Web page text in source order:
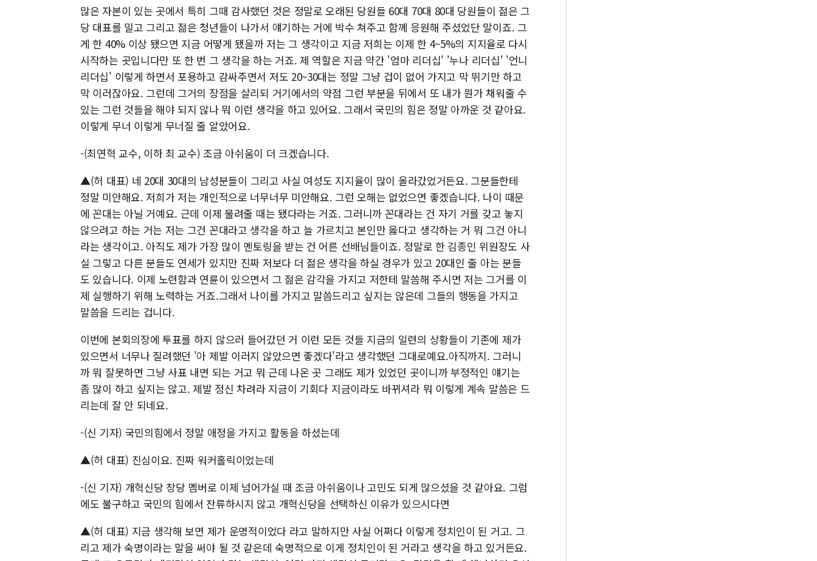
많은 자본이 있는 곳에서 특히 그때 감사했던 것은 정말로 오래된 당원들 60대 70대 80대 당원들이 젊은 그
당 대표를 밀고 그리고 젊은 청년들이 나가서 얘기하는 거에 박수 쳐주고 함께 응원해 주셨었단 말이죠. 그
게 한 40% 이상 됐으면 지금 어떻게 됐을까 저는 그 생각이고 지금 저희는 이제 한 4~5%의 지지율로 다시
시작하는 곳입니다만 또 한 번 그 생각을 하는 거죠. 제 역할은 지금 약간 '엄마 리더십' '누나 리더십' '언니
리더십' 이렇게 하면서 포용하고 감싸주면서 저도 20~30대는 정말 그냥 겁이 없어 가지고 막 뛰기만 하고
막 이러잖아요. 그런데 그거의 장점을 살리되 거기에서의 약점 그런 부분을 뒤에서 또 내가 뭔가 채워줄 수
있는 그런 것들을 해야 되지 않나 뭐 이런 생각을 하고 있어요. 그래서 국민의 힘은 정말 아까운 것 같아요.
이렇게 무너 이렇게 무너질 줄 알았어요.
-(최연혁 교수, 이하 최 교수) 조금 아쉬움이 더 크겠습니다.
▲(허 대표) 네 20대 30대의 남성분들이 그리고 사실 여성도 지지율이 많이 올라갔었거든요. 그분들한테
정말 미안해요. 저희가 저는 개인적으로 너무너무 미안해요. 그런 오해는 없었으면 좋겠습니다. 나이 때문
에 꼰대는 아닐 거예요. 근데 이제 물려줄 때는 됐다라는 거죠. 그러니까 꼰대라는 건 자기 거를 갖고 놓지
않으려고 하는 거는 저는 그건 꼰대라고 생각을 하고 늘 가르치고 본인만 옳다고 생각하는 거 뭐 그건 아니
라는 생각이고. 아직도 제가 가장 많이 멘토링을 받는 건 어른 선배님들이죠. 정말로 한 김종인 위원장도 사
실 그렇고 다른 분들도 연세가 있지만 진짜 저보다 더 젊은 생각을 하실 경우가 있고 20대인 줄 아는 분들
도 있습니다. 이제 노련함과 연륜이 있으면서 그 젊은 감각을 가지고 저한테 말씀해 주시면 저는 그거를 이
제 실행하기 위해 노력하는 거죠.그래서 나이를 가지고 말씀드리고 싶지는 않은데 그들의 행동을 가지고
말씀을 드리는 겁니다.
이번에 본회의장에 투표를 하지 않으러 들어갔던 거 이런 모든 것들 지금의 일련의 상황들이 기존에 제가
있으면서 너무나 질려했던 '아 제발 이러지 않았으면 좋겠다'라고 생각했던 그대로예요.아직까지. 그러니
까 뭐 잘못하면 그냥 사표 내면 되는 거고 뭐 근데 나온 곳 그래도 제가 있었던 곳이니까 부정적인 얘기는
좀 많이 하고 싶지는 않고. 제발 정신 차려라 지금이 기회다 지금이라도 바뀌셔라 뭐 이렇게 계속 말씀은 드
리는데 잘 안 되네요.
-(신 기자) 국민의힘에서 정말 애정을 가지고 활동을 하셨는데
▲(허 대표) 진심이요. 진짜 워커홀릭이었는데
-(신 기자) 개혁신당 창당 멤버로 이제 넘어가실 때 조금 아쉬움이나 고민도 되게 많으셨을 것 같아요. 그럼
에도 불구하고 국민의 힘에서 잔류하시지 않고 개혁신당을 선택하신 이유가 있으시다면
▲(허 대표) 지금 생각해 보면 제가 운명적이었다 라고 말하지만 사실 어쩌다 이렇게 정치인이 된 거고. 그
리고 제가 숙명이라는 말을 써야 될 것 같은데 숙명적으로 이게 정치인이 된 거라고 생각을 하고 있거든요.